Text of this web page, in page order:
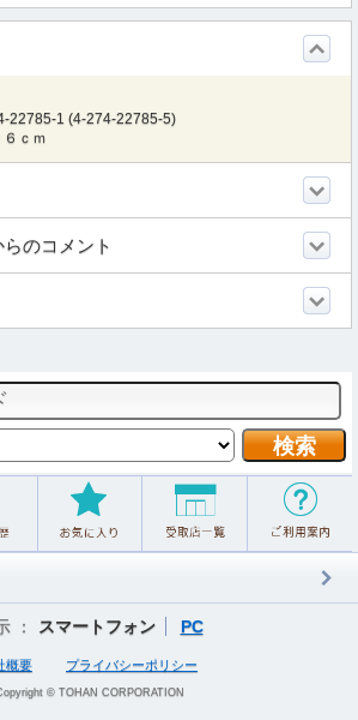
22785-1 (4-274-22785-5)
ｃｍ
のコメント
： スマートフォン PC
概要 プライバシーポリシー
© TOHAN CORPORATION